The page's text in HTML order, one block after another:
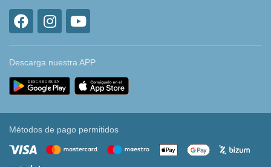
Descarga nuestra APP
Métodos de pago permitidos